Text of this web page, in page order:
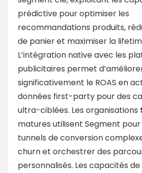
prédictive pour optimiser les
recommandations produits,
de panier et maximiser la
L’intégration native avec les
publicitaires permet
significativement le ROAS en
données first-party pour des
ultra-ciblées. Les organisations
matures utilisent Segment
tunnels de conversion
churn et orchestrer des
personnalisés. Les capacités